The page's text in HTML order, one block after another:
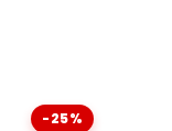
-25%